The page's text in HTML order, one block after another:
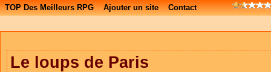
TOP Des Meilleurs RPG Ajouter un site Contact
Le loups de Paris